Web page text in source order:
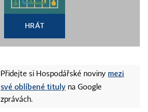
HRÁT
Přidejte si Hospodářské noviny mezi
své oblíbené tituly na Google
zprávách.